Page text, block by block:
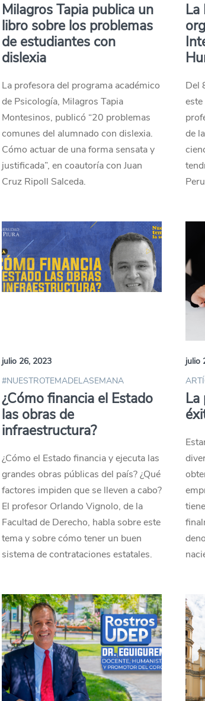
Milagros Tapia publica un
libro sobre los problemas
de estudiantes con
dislexia
La profesora del programa académico
de Psicología, Milagros Tapia
Montesinos, publicó “20 problemas
comunes del alumnado con dislexia.
Cómo actuar de una forma sensata y
justificada”, en coautoría con Juan
Cruz Ripoll Salceda.
La
Del
de
julio 26, 2023
#NUESTROTEMADELASEMANA
¿Cómo financia el Estado
las obras de
infraestructura?
¿Cómo el Estado financia y ejecuta las
grandes obras públicas del país? ¿Qué
factores impiden que se lleven a cabo?
El profesor Orlando Vignolo, de la
Facultad de Derecho, habla sobre este
tema y sobre cómo tener un buen
sistema de contrataciones estatales.
julio
La